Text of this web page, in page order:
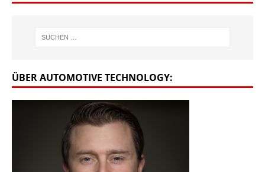
ÜBER AUTOMOTIVE TECHNOLOGY: